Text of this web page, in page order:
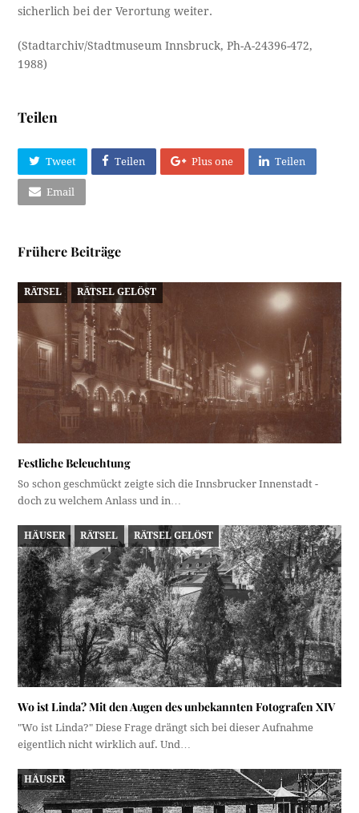
sicherlich bei der Verortung weiter.
(Stadtarchiv/Stadtmuseum Innsbruck, Ph-A-24396-472,
1988)
Teilen
Tweet Teilen Plus one Teilen
Email
Frühere Beiträge
RÄTSEL RÄTSEL GELÖST
Festliche Beleuchtung
So schon geschmückt zeigte sich die Innsbrucker Innenstadt -
doch zu welchem Anlass und in…
HÄUSER RÄTSEL RÄTSEL GELÖST
Wo ist Linda? Mit den Augen des unbekannten Fotografen XIV
"Wo ist Linda?" Diese Frage drängt sich bei dieser Aufnahme
eigentlich nicht wirklich auf. Und…
HÄUSER